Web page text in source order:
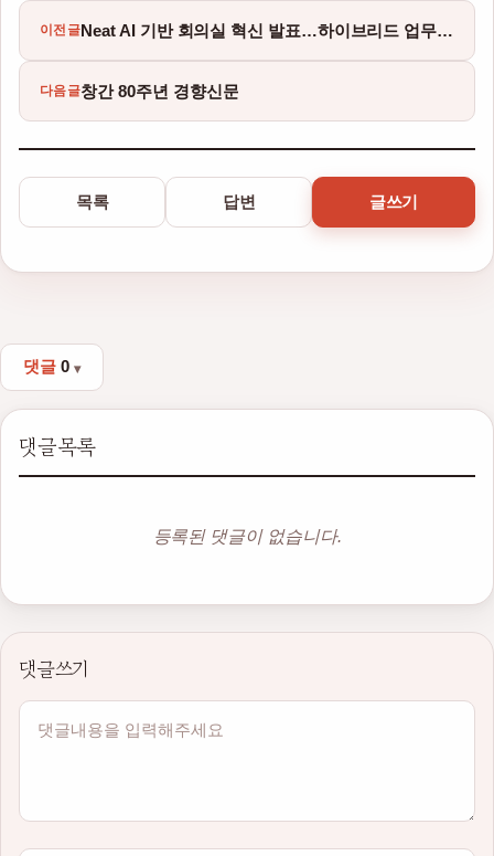
이전글 Neat AI 기반 회의실 혁신 발표…하이브리드 업무 환경에 신기능 추가
다음글창간 80주년 경향신문
목록 답변 글쓰기
댓글 0
댓글목록
등록된 댓글이 없습니다.
댓글쓰기